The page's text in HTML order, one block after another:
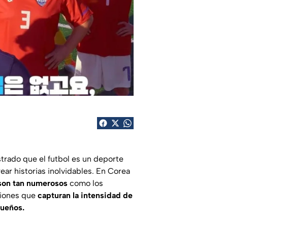
que el futbol es un deporte
historias inolvidables. En Corea
tan numerosos como los
que capturan la intensidad de